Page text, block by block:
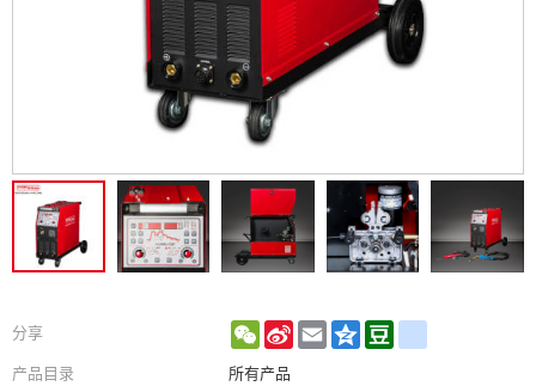
分享 WeChat
Sina
Weibo
Email Qzone
产品目录
所有产品